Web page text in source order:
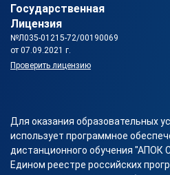
Государственная
Лицензия
№Л035-01215-72/00190069
от 07.09.2021 г.
Проверить лицензию
Для оказания образовательных
использует программное
дистанционного обучения "АПОК
Едином реестре российских